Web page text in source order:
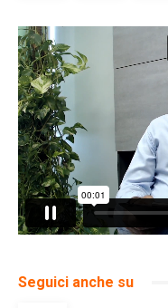
Seguici anche su